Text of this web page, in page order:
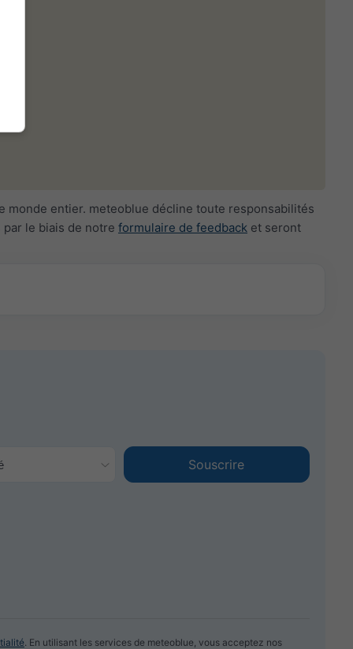
monde entier. meteoblue décline toute responsabilités
le biais de notre formulaire de feedback et seront
. En utilisant les services de meteoblue, vous acceptez nos